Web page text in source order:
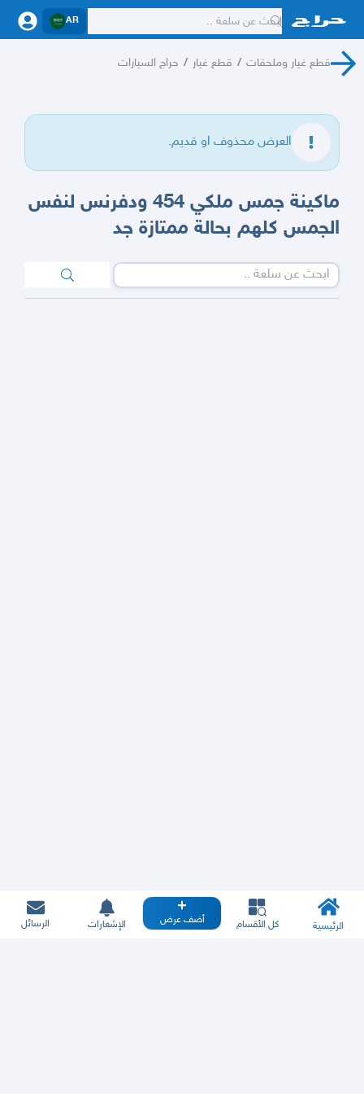
AR
قطع غيار وملحقات / قطع غيار / حراج السيارات
العرض محذوف او قديم.
ماكينة جمس ملكي 454 ودفرنس لنفس
الجمس كلهم بحالة ممتازة جد
الرئيسية كل الأقسام أضف عرض الإشعارات الرسائل